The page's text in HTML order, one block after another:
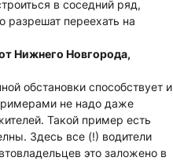
в соседний ряд,
переехать на
Нижнего Новгорода,
обстановки способствует и
не надо даже
Такой пример есть
Здесь все (!) водители
это заложено в